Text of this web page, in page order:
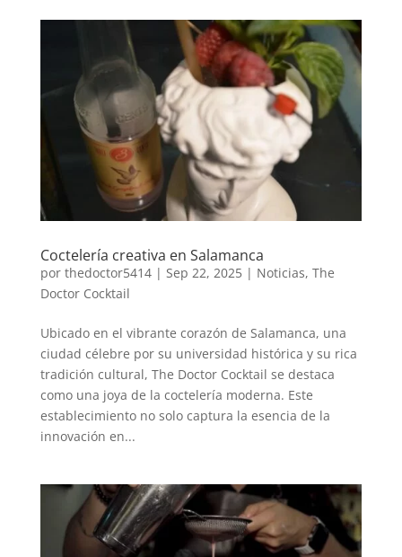
Coctelería creativa en Salamanca
por thedoctor5414| Sep 22, 2025| Noticias, The
Doctor Cocktail
Ubicado en el vibrante corazón de Salamanca, una
ciudad célebre por su universidad histórica y su rica
tradición cultural, The Doctor Cocktail se destaca
como una joya de la coctelería moderna. Este
establecimiento no solo captura la esencia de la
innovación en...